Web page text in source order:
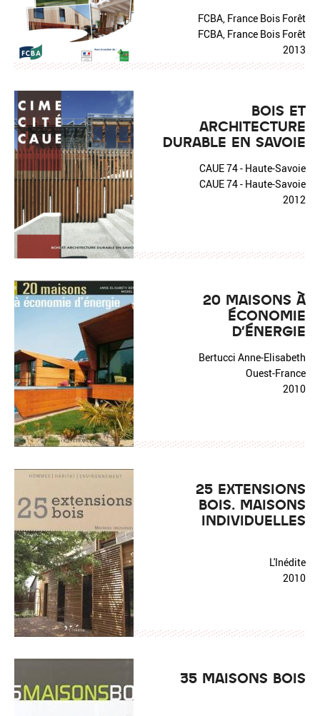
FCBA, France Bois Forêt
FCBA, France Bois Forêt
2013
BOIS ET
ARCHITECTURE
DURABLE EN SAVOIE
CAUE 74 - Haute-Savoie
CAUE 74 - Haute-Savoie
2012
20 MAISONS À
ÉCONOMIE
D'ÉNERGIE
Bertucci Anne-Elisabeth
Ouest-France
2010
25 EXTENSIONS
BOIS. MAISONS
INDIVIDUELLES
L'Inédite
2010
35 MAISONS BOIS